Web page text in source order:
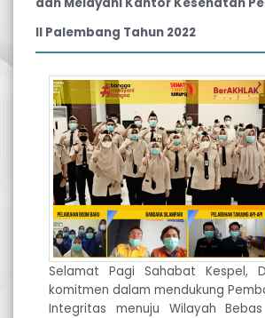
II Palembang Tahun 2022
Selamat Pagi Sahabat Kespel,
komitmen dalam mendukung
Integritas menuju Wilayah